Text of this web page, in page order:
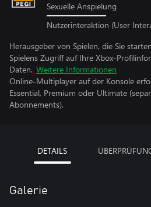
Sexuelle Anspielung
Nutzerinteraktion (User
Herausgeber von Spielen, die Sie
Spielens Zugriff auf Ihre Xbox-
Daten. Weitere Informationen
Online-Multiplayer auf der Konsole
Essential, Premium oder Ultimate
Abonnements).
DETAILS
Galerie